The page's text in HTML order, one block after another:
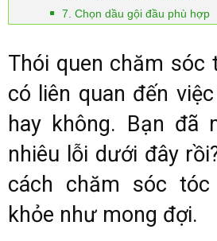
7. Chọn dầu gội đầu phù hợp
Thói quen chăm sóc
có liên quan đến
hay không. Bạn đã
nhiêu lỗi dưới đây
cách chăm sóc
khỏe như mong đợi.